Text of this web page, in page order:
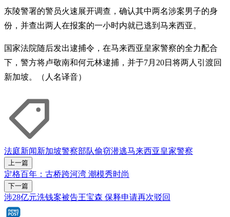
东陵警署的警员火速展开调查，确认其中两名涉案男子的身
份，并查出两人在报案的一小时内就已逃到马来西亚。
国家法院随后发出逮捕令，在马来西亚皇家警察的全力配合
下，警方将卢敬南和何元林逮捕，并于7月20日将两人引渡回
新加坡。（人名译音）
法庭新闻新加坡警察部队偷窃潜逃马来西亚皇家警察
上一篇
定格百年：古桥跨河湾 潮模秀时尚
下一篇
涉28亿元洗钱案被告王宝森 保释申请再次驳回